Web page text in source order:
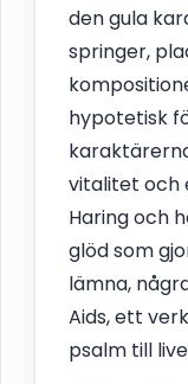
den gula
springer,
hypotetisk
vitalitet och
Haring och
glöd som
lämna,
Aids, ett
psalm till